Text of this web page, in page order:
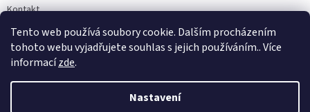
Tento web používá soubory cookie. Dalším procházením
tohoto webu vyjadřujete souhlas s jejich používáním.. Více
informacízde.
Nastavení
Kontakt
Napište nám